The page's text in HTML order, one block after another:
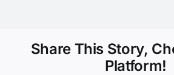
Share This Story,
Platform!